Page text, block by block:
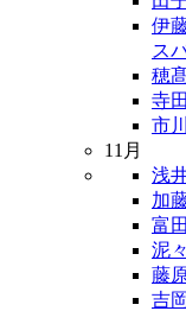
伊
ス
穂
寺
市
11月
浅
加
富
泥
藤
吉